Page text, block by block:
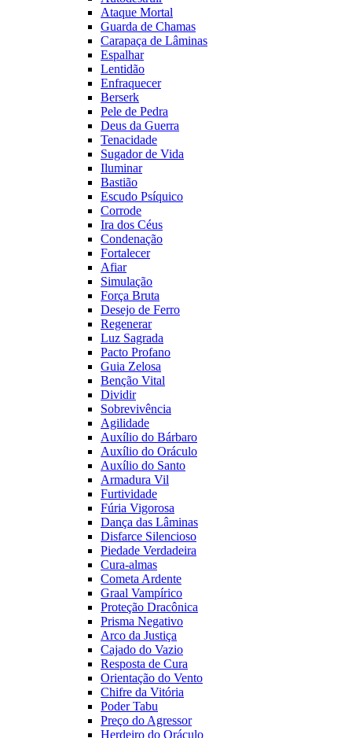
Ataque Mortal
Guarda de Chamas
Carapaça de Lâminas
Espalhar
Lentidão
Enfraquecer
Berserk
Pele de Pedra
Deus da Guerra
Tenacidade
Sugador de Vida
Iluminar
Bastião
Escudo Psíquico
Corrode
Ira dos Céus
Condenação
Fortalecer
Afiar
Simulação
Força Bruta
Desejo de Ferro
Regenerar
Luz Sagrada
Pacto Profano
Guia Zelosa
Benção Vital
Dividir
Sobrevivência
Agilidade
Auxílio do Bárbaro
Auxílio do Oráculo
Auxílio do Santo
Armadura Vil
Furtividade
Fúria Vigorosa
Dança das Lâminas
Disfarce Silencioso
Piedade Verdadeira
Cura-almas
Cometa Ardente
Graal Vampírico
Proteção Dracônica
Prisma Negativo
Arco da Justiça
Cajado do Vazio
Resposta de Cura
Orientação do Vento
Chifre da Vitória
Poder Tabu
Preço do Agressor
Herdeiro do Oráculo